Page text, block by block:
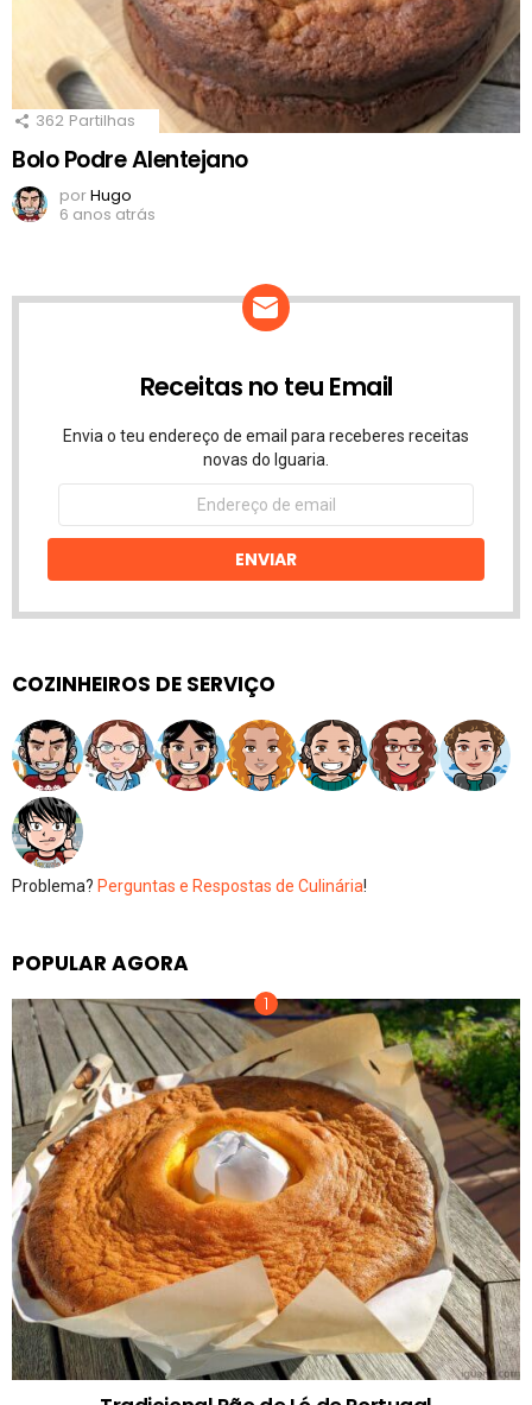
362 Partilhas
Bolo Podre Alentejano
porHugo
6 anos atrás
Receitas no teu Email
Envia o teu endereço de email para receberes receitas
novas do Iguaria.
Endereço
email
ENVIAR
COZINHEIROS DE SERVIÇO
Problema? Perguntas e Respostas de Culinária!
POPULAR AGORA